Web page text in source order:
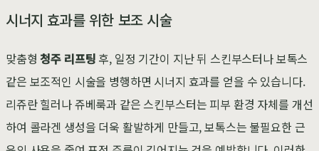
시너지 효과를 위한 보조 시술
맞춤형청주 리프팅 후, 일정 기간이 지난 뒤 스킨부스터나 보톡스
같은 보조적인 시술을 병행하면 시너지 효과를 얻을 수 있습니다.
리쥬란 힐러나 쥬베룩과 같은 스킨부스터는 피부 환경 자체를 개선
하여 콜라겐 생성을 더욱 활발하게 만들고, 보톡스는 불필요한 근